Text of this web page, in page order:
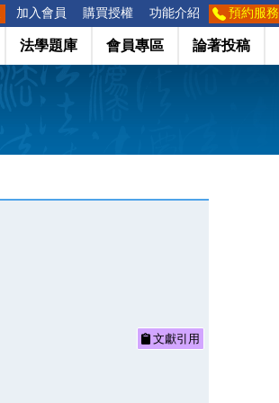
加入會員 購買授權 功能介紹 預約服務
法學題庫 會員專區 論著投稿
文獻引用